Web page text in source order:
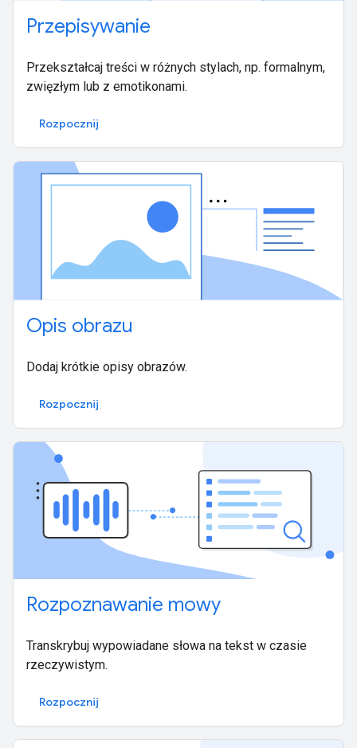
Przepisywanie
Przekształcaj treści w różnych stylach, np. formalnym,
zwięzłym lub z emotikonami.
Rozpocznij
Opis obrazu
Dodaj krótkie opisy obrazów.
Rozpocznij
Rozpoznawanie mowy
Transkrybuj wypowiadane słowa na tekst w czasie
rzeczywistym.
Rozpocznij